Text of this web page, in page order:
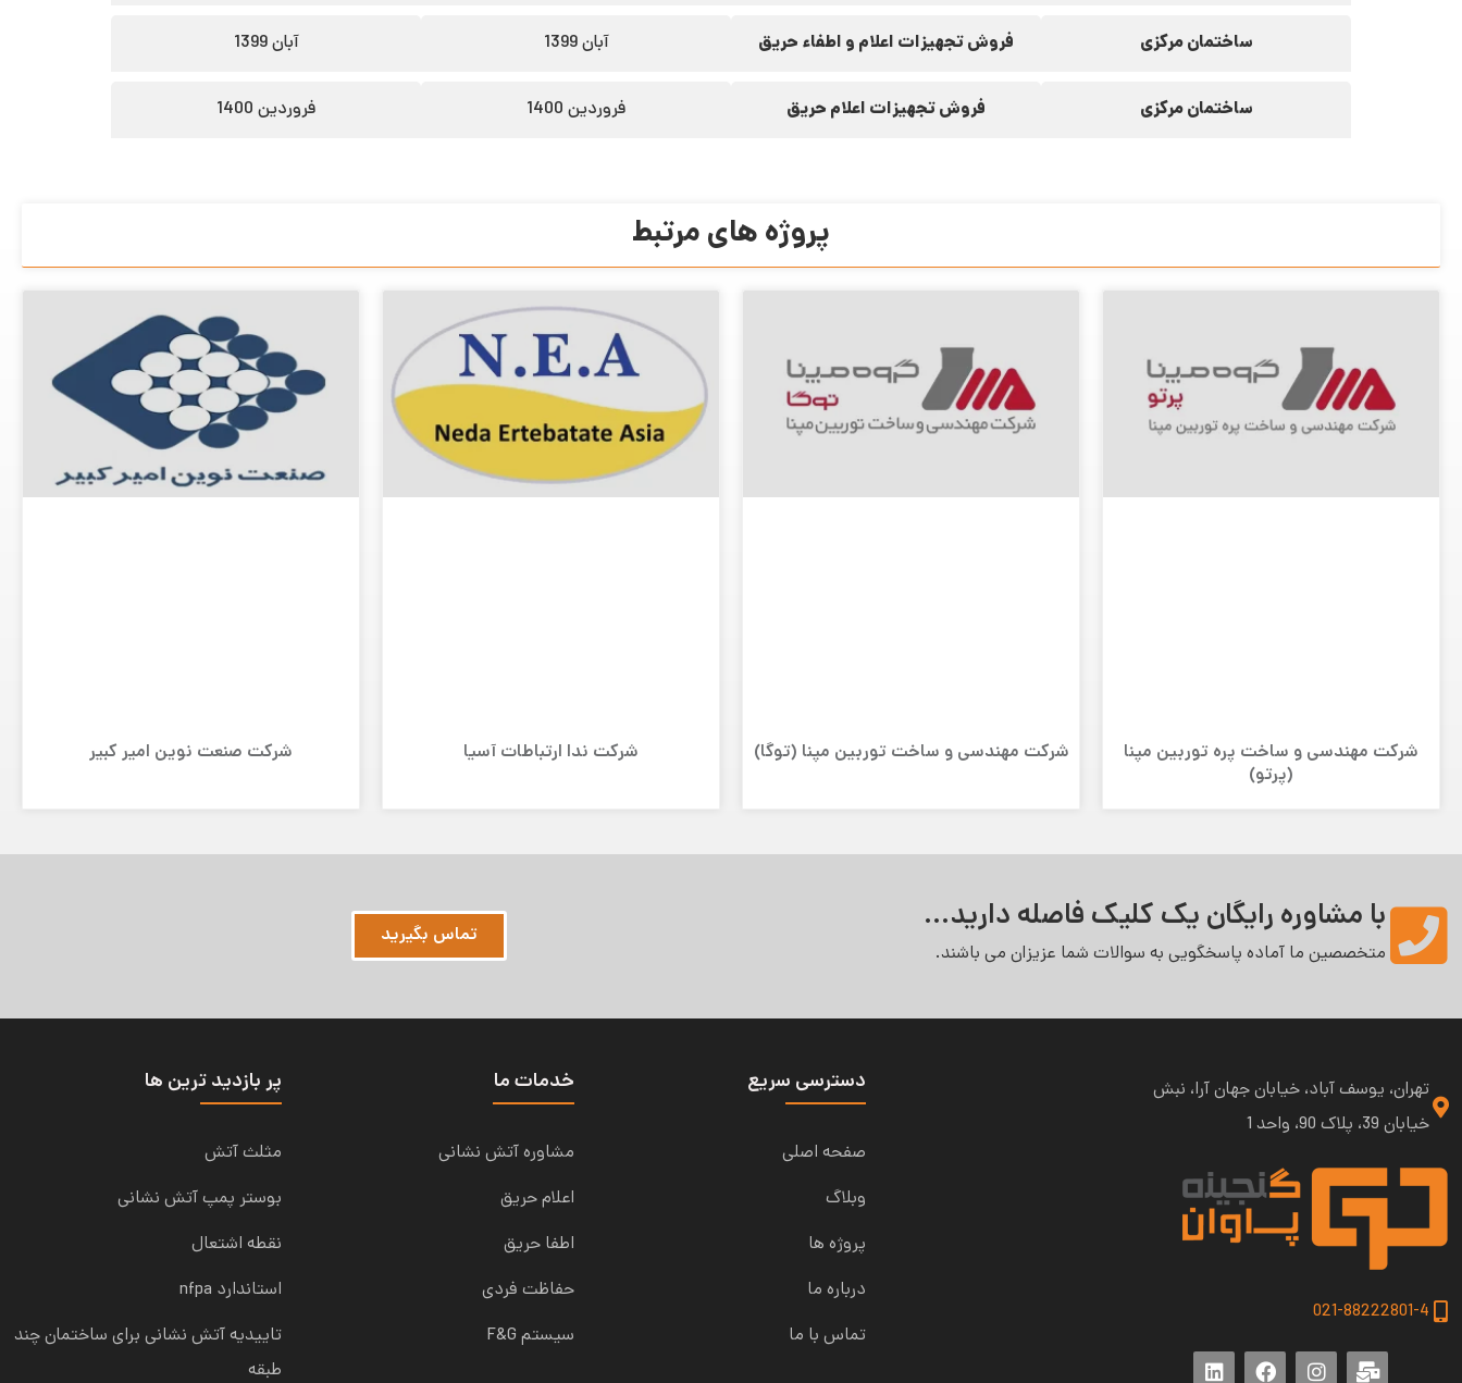
ساختمان مرکزی فروش تجهیزات اعلام و اطفاء حریق آبان 1399 آبان 1399
ساختمان مرکزی فروش تجهیزات اعلام حریق فروردین 1400 فروردین 1400
پروژه های مرتبط
شرکت مهندسی و ساخت پره توربین مپنا
(پرتو)
شرکت مهندسی و ساخت توربین مپنا (توگا) شرکت ندا ارتباطات آسیا شرکت صنعت نوین امیر کبیر
با مشاوره رایگان یک کلیک فاصله دارید...
متخصصین ما آماده پاسخگویی به سوالات شما عزیزان می‌ باشند.
تماس بگیرید
تهران، یوسف آباد، خیابان جهان آرا، نبش
خیابان 39، پلاک 90، واحد 1
021-88222801-4
دسترسی سریع
صفحه اصلی
وبلاگ
پروژه ها
درباره ما
تماس با ما
خدمات ما
مشاوره آتش نشانی
اعلام حریق
اطفا حریق
حفاظت فردی
سیستم F&G
پر بازدید ترین ها
مثلث آتش
بوستر پمپ آتش نشانی
نقطه اشتعال
استاندارد nfpa
تاییدیه آتش نشانی برای ساختمان چند
طبقه